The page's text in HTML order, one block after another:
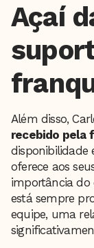
Açaí
Além disso,
recebido pela
disponibilidade
oferece aos
importância
está sempre
equipe, uma